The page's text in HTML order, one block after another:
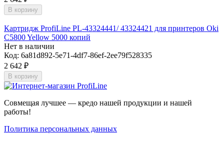
В корзину
Картридж ProfiLine PL-43324441/ 43324421 для принтеров Oki
C5800 Yellow 5000 копий
Нет в наличии
Код: 6a81d892-5e71-4df7-86ef-2ee79f528335
2 642 ₽
В корзину
Совмещая лучшее — кредо нашей продукции и нашей
работы!
Политика персональных данных